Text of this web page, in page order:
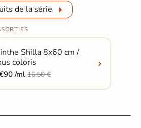
de la série
Shilla 8x60 cm /
coloris
/ml16,50 €